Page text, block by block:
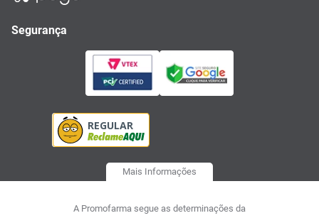
Segurança
Mais Informações
A Promofarma segue as determinações da